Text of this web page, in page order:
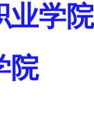
业学院
院